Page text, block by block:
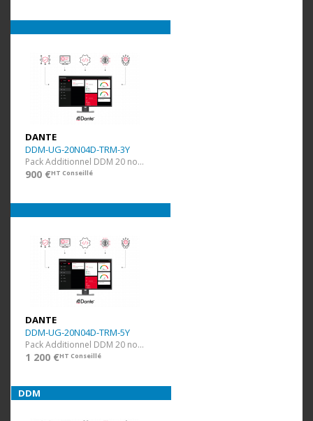
DANTE
DDM-UG-20N04D-TRM-3Y
Pack Additionnel DDM 20 nodes et 4 domaines + 3 ans
900 €HT Conseillé
DANTE
DDM-UG-20N04D-TRM-5Y
Pack Additionnel DDM 20 nodes et 4 domaines + 5 ans
1 200 €HT Conseillé
DDM